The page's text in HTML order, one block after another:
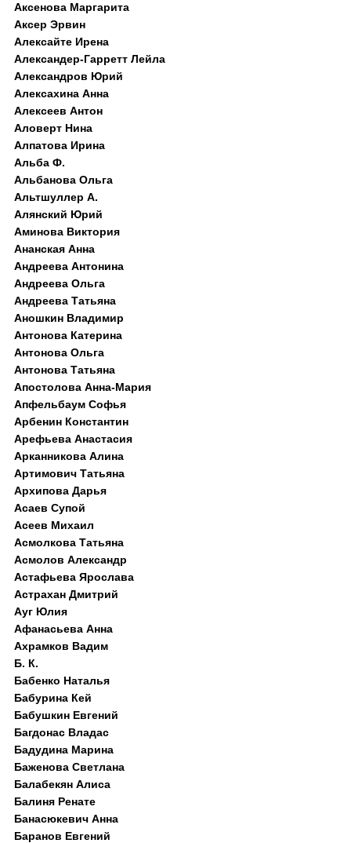
Аксенова Маргарита
Аксер Эрвин
Алексайте Ирена
Александер-Гарретт Лейла
Александров Юрий
Алексахина Анна
Алексеев Антон
Аловерт Нина
Алпатова Ирина
Альба Ф.
Альбанова Ольга
Альтшуллер А.
Алянский Юрий
Аминова Виктория
Ананская Анна
Андреева Антонина
Андреева Ольга
Андреева Татьяна
Аношкин Владимир
Антонова Катерина
Антонова Ольга
Антонова Татьяна
Апостолова Анна-Мария
Апфельбаум Софья
Арбенин Константин
Арефьева Анастасия
Арканникова Алина
Артимович Татьяна
Архипова Дарья
Асаев Супой
Асеев Михаил
Асмолкова Татьяна
Асмолов Александр
Астафьева Ярослава
Астрахан Дмитрий
Ауг Юлия
Афанасьева Анна
Ахрамков Вадим
Б. К.
Бабенко Наталья
Бабурина Кей
Бабушкин Евгений
Багдонас Владас
Бадудина Марина
Баженова Светлана
Балабекян Алиса
Балиня Ренате
Банасюкевич Анна
Баранов Евгений